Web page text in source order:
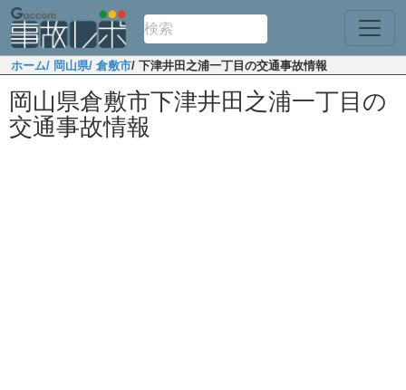
ホーム/ 岡山県/ 倉敷市/ 下津井田之浦一丁目の交通事故情報
岡山県倉敷市下津井田之浦一丁目の
交通事故情報